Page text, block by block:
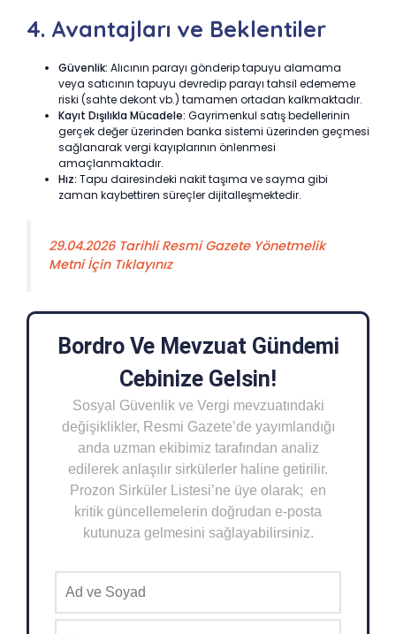
4. Avantajları ve Beklentiler
Güvenlik: Alıcının parayı gönderip tapuyu alamama
veya satıcının tapuyu devredip parayı tahsil edememe
riski (sahte dekont vb.) tamamen ortadan kalkmaktadır.
Kayıt Dışılıkla Mücadele: Gayrimenkul satış bedellerinin
gerçek değer üzerinden banka sistemi üzerinden geçmesi
sağlanarak vergi kayıplarının önlenmesi
amaçlanmaktadır.
Hız: Tapu dairesindeki nakit taşıma ve sayma gibi
zaman kaybettiren süreçler dijitalleşmektedir.
29.04.2026 Tarihli Resmi Gazete Yönetmelik
Metni İçin Tıklayınız
Bordro Ve Mevzuat Gündemi
Cebinize Gelsin!
Sosyal Güvenlik ve Vergi mevzuatındaki
değişiklikler, Resmi Gazete’de yayımlandığı
anda uzman ekibimiz tarafından analiz
edilerek anlaşılır sirkülerler haline getirilir.
Prozon Sirküler Listesi’ne üye olarak; en
kritik güncellemelerin doğrudan e-posta
kutunuza gelmesini sağlayabilirsiniz.